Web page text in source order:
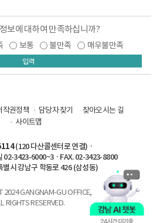
보에 대하여 만족하십니까?
보통 불만족 매우불만족
입력
작권정책 담당자 찾기
찾아오시는 길
사이트맵
(120 다산콜센터로 연결) ·
02-3423-6000~3 · FAX. 02-3423-8800
별시 강남구 학동로 426 (삼성동)
2024 GANGNAM-GU OFFICE,
RIGHTS RESERVED.